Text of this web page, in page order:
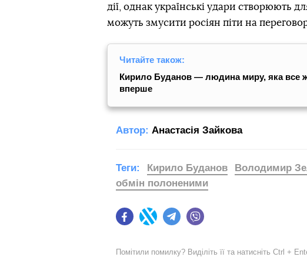
дії, однак українські удари створюють
можуть змусити росіян піти на
Читайте також:
Кирило Буданов — людина миру, яка все
вперше
Автор: Анастасія Зайкова
FacebookTwitter Telegram
Теги: Кирило Буданов Володимир
обмін полоненими
Помітили помилку? Виділіть її та натисніть Ctrl +